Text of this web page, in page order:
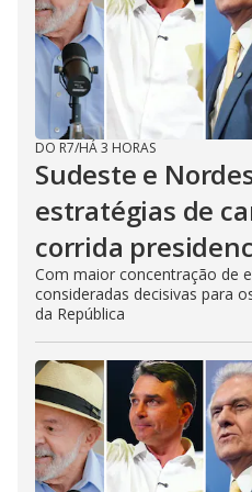
DO R7/HÁ 3 HORAS
Sudeste e
estratégias de
corrida
Com maior concentração de
consideradas decisivas para
da República